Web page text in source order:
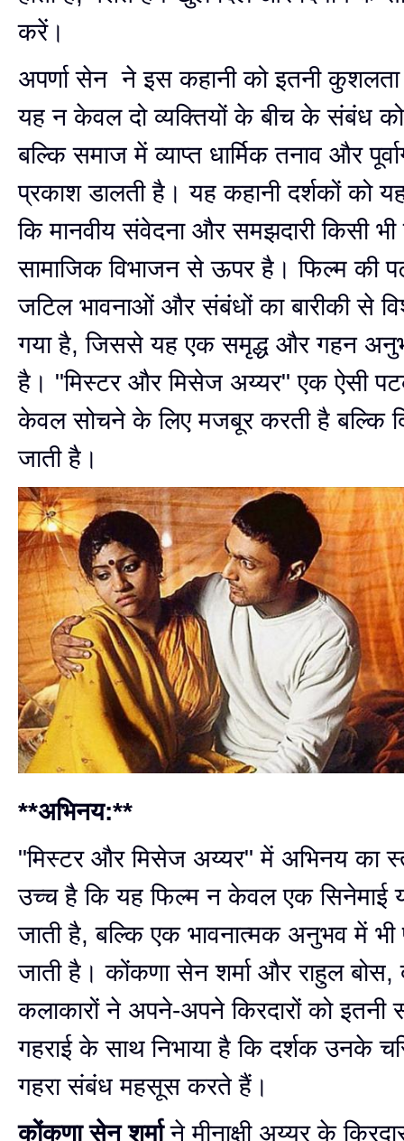
करें।
अपर्णा सेन ने इस कहानी को इतनी
यह न केवल दो व्यक्तियों के बीच के संबंध को
बल्कि समाज में व्याप्त धार्मिक तनाव और
प्रकाश डालती है। यह कहानी दर्शकों को
कि मानवीय संवेदना और समझदारी किसी
सामाजिक विभाजन से ऊपर है। फिल्म की
जटिल भावनाओं और संबंधों का बारीकी से
गया है, जिससे यह एक समृद्ध और गहन
है। "मिस्टर और मिसेज अय्यर" एक ऐसी
केवल सोचने के लिए मजबूर करती है बल्कि
जाती है।
**अभिनय:**
"मिस्टर और मिसेज अय्यर" में अभिनय का
उच्च है कि यह फिल्म न केवल एक सिनेमाई
जाती है, बल्कि एक भावनात्मक अनुभव में भी
जाती है। कोंकणा सेन शर्मा और राहुल बोस,
कलाकारों ने अपने-अपने किरदारों को इतनी
गहराई के साथ निभाया है कि दर्शक उनके
गहरा संबंध महसूस करते हैं।
कोंकणा सेन शर्माने मीनाक्षी अय्यर के